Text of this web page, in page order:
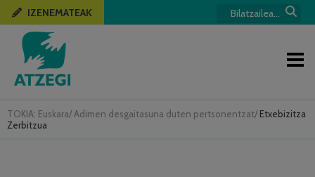
TOKIA: Euskara/ Adimen desgaitasuna duten pertsonentzat/ Etxebizitza
Zerbitzua
IZENEMATEAK